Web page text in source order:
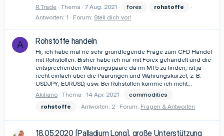
R.Trade Thema 7 Aug. 2021 forex
rohstoffe
Antworten: 1
Forum: Stell dich vor!
A Rohstoffe handeln
Hi, ich habe mal ne sehr grundlegende Frage zum CFD Handel
mit Rohstoffen. Bisher habe ich nur mit Forex gehandelt und die
entsprechenden Währungspaare da im MT5 zu finden, ist ja
recht einfach über die Paarungen und Währungskürzel, z. B.
USDJPY, EURUSD, usw. Bei Rohstoffen komme ich nicht...
Akiliano Thema 14 Apr. 2021
commodities
rohstoffe
Antworten: 2 Forum: Fragen & Antworten
18.05.2020 [Palladium Long], große Unterstützung